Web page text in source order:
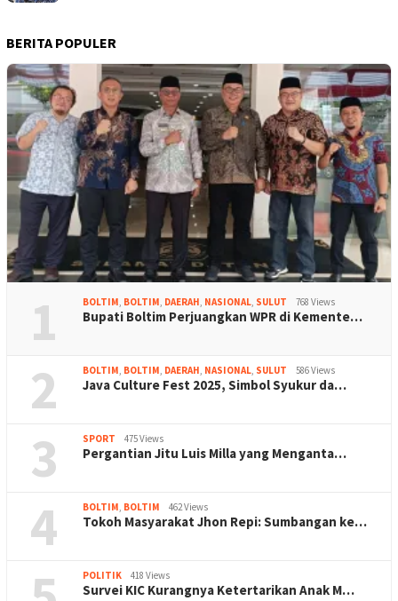
BERITA POPULER
1 BOLTIM, BOLTIM, DAERAH, NASIONAL, SULUT 768 Views
Bupati Boltim Perjuangkan WPR di Kemente…
2 BOLTIM, BOLTIM, DAERAH, NASIONAL, SULUT 586 Views
Java Culture Fest 2025, Simbol Syukur da…
3 SPORT 475 Views
Pergantian Jitu Luis Milla yang Menganta…
4 BOLTIM, BOLTIM 462 Views
Tokoh Masyarakat Jhon Repi: Sumbangan ke…
POLITIK 418 Views
Survei KIC Kurangnya Ketertarikan Anak M…